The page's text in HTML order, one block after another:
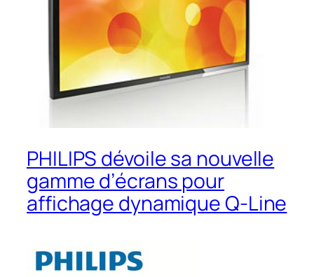
PHILIPS dévoile sa nouvelle
gamme d’écrans pour
affichage dynamique Q-Line